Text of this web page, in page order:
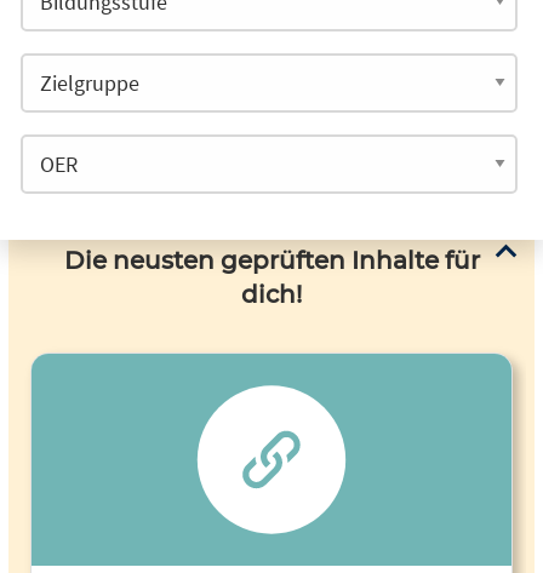
Die neusten geprüften Inhalte für
dich!